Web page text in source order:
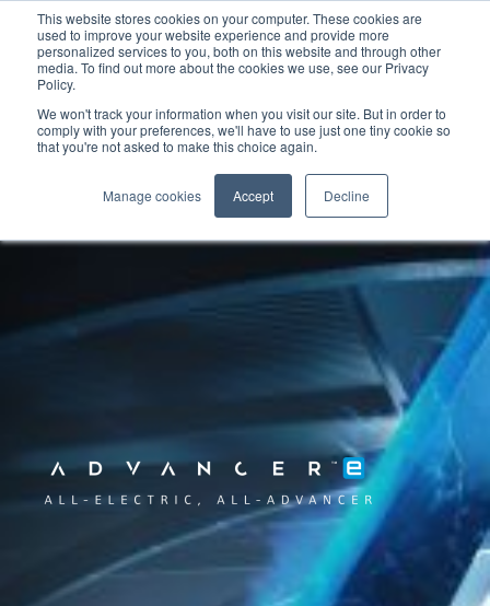
This website stores cookies on your computer. These cookies are
used to improve your website experience and provide more
personalized services to you, both on this website and through other
media. To find out more about the cookies we use, see our Privacy
Policy.
We won't track your information when you visit our site. But in order to
comply with your preferences, we'll have to use just one tiny cookie so
that you're not asked to make this choice again.
Manage cookies Accept Decline